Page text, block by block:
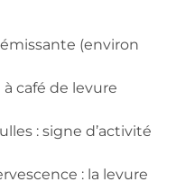
(environ
café de levure
: signe d’activité
: la levure